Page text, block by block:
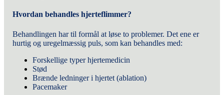
Hvordan behandles hjerteflimmer?
Behandlingen har til formål at løse to problemer. Det ene er
hurtig og uregelmæssig puls, som kan behandles med:
Forskellige typer hjertemedicin
Stød
Brænde ledninger i hjertet (ablation)
Pacemaker